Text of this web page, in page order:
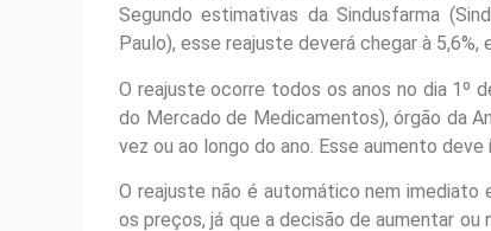
Segundo estimativas da Sindusfarma
Paulo), esse reajuste deverá chegar à
O reajuste ocorre todos os anos no dia 1º
do Mercado de Medicamentos), órgão da
vez ou ao longo do ano. Esse aumento
O reajuste não é automático nem imediato
os preços, já que a decisão de aumentar